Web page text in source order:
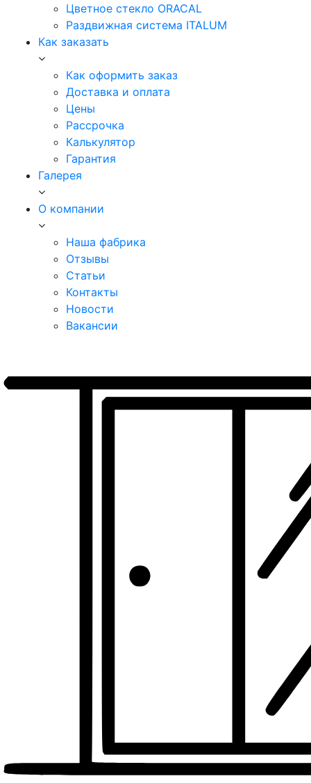
Цветное стекло ORACAL
Раздвижная система ITALUM
Как заказать
Как оформить заказ
Доставка и оплата
Цены
Рассрочка
Калькулятор
Гарантия
Галерея
О компании
Наша фабрика
Отзывы
Статьи
Контакты
Новости
Вакансии